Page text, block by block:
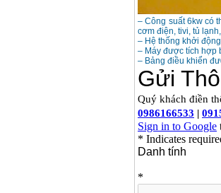
– Công suất 6kw có
cơm điện, tivi, tủ
– Hệ thống khởi
– Máy được tích hợp
– Bảng điều khiển